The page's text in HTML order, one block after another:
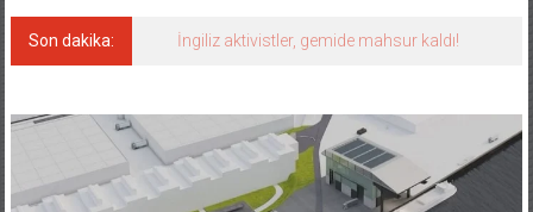
Son dakika: İngiliz aktivistler, gemide mahsur kaldı!